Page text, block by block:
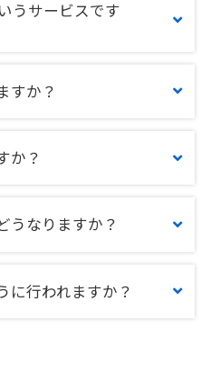
うサービスです
すか？
か？
うなりますか？
に行われますか？